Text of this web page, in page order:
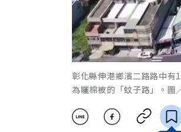
彰化縣伸港鄉濱二路路中有
為曬棉被的「蚊子路」。圖